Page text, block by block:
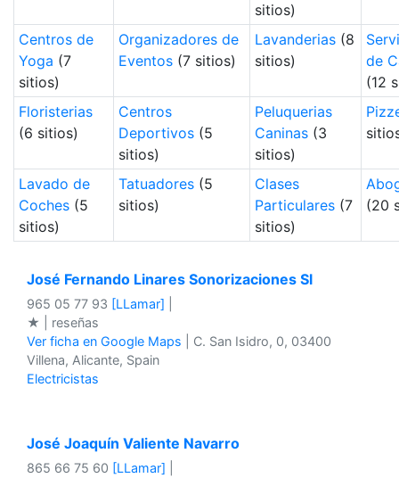
sitios)
Centros de
Yoga (7
sitios)
Organizadores de
Eventos(7 sitios)
Lavanderias(8
sitios)
de
(12
Floristerias
(6 sitios)
Centros
Deportivos(5
sitios)
Peluquerias
Caninas(3
sitios)
Lavado de
Coches(5
sitios)
Tatuadores(5
sitios)
Clases
Particulares(7
sitios)
(20
José Fernando Linares Sonorizaciones Sl
965 05 77 93 [LLamar]
★ | reseñas
Ver ficha en Google Maps | C. San Isidro, 0, 03400
Villena, Alicante, Spain
Electricistas
José Joaquín Valiente Navarro
865 66 75 60 [LLamar]